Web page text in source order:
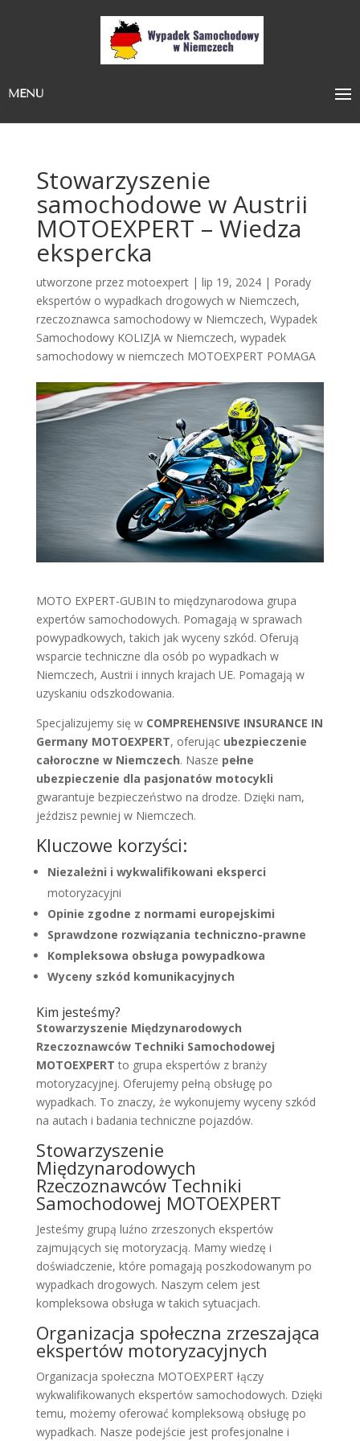
MENU
Stowarzyszenie
samochodowe w Austrii
MOTOEXPERT – Wiedza
ekspercka
utworzone przez motoexpert| lip 19, 2024| Porady
ekspertów o wypadkach drogowych w Niemczech,
rzeczoznawca samochodowy w Niemczech, Wypadek
Samochodowy KOLIZJA w Niemczech, wypadek
samochodowy w niemczech MOTOEXPERT POMAGA
MOTO EXPERT-GUBIN to międzynarodowa grupa
expertów samochodowych. Pomagają w sprawach
powypadkowych, takich jak wyceny szkód. Oferują
wsparcie techniczne dla osób po wypadkach w
Niemczech, Austrii i innych krajach UE. Pomagają w
uzyskaniu odszkodowania.
Specjalizujemy się w COMPREHENSIVE INSURANCE IN
Germany MOTOEXPERT, oferując ubezpieczenie
całoroczne w Niemczech. Nasze pełne
ubezpieczenie dla pasjonatów motocykli
gwarantuje bezpieczeństwo na drodze. Dzięki nam,
jeździsz pewniej w Niemczech.
Kluczowe korzyści:
Niezależni i wykwalifikowani eksperci
motoryzacyjni
Opinie zgodne z normami europejskimi
Sprawdzone rozwiązania techniczno-prawne
Kompleksowa obsługa powypadkowa
Wyceny szkód komunikacyjnych
Kim jesteśmy?
Stowarzyszenie Międzynarodowych
Rzeczoznawców Techniki Samochodowej
MOTOEXPERT to grupa ekspertów z branży
motoryzacyjnej. Oferujemy pełną obsługę po
wypadkach. To znaczy, że wykonujemy wyceny szkód
na autach i badania techniczne pojazdów.
Stowarzyszenie
Międzynarodowych
Rzeczoznawców Techniki
Samochodowej MOTOEXPERT
Jesteśmy grupą luźno zrzeszonych ekspertów
zajmujących się motoryzacją. Mamy wiedzę i
doświadczenie, które pomagają poszkodowanym po
wypadkach drogowych. Naszym celem jest
kompleksowa obsługa w takich sytuacjach.
Organizacja społeczna zrzeszająca
ekspertów motoryzacyjnych
Organizacja społeczna MOTOEXPERT łączy
wykwalifikowanych ekspertów samochodowych. Dzięki
temu, możemy oferować kompleksową obsługę po
wypadkach. Nasze podejście jest profesjonalne i